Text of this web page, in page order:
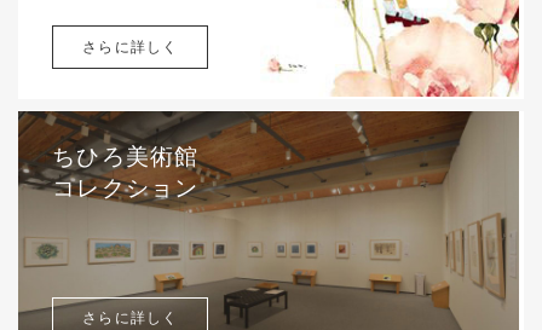
さらに詳しく
ちひろ美術館
コレクション
さらに詳しく